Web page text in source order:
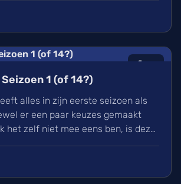
6
1 (of 14?)
alles in zijn eerste seizoen als
er een paar keuzes gemaakt
het zelf niet mee eens ben, is deze
Doctor Who wel een aangename
in waardoor ik elke aflevering